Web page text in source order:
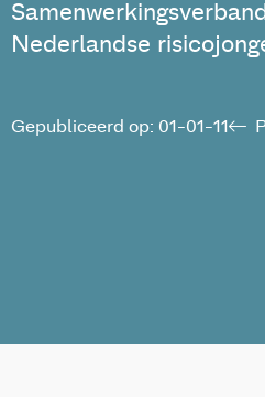
Nederlandse
Gepubliceerd op: 01-01-11